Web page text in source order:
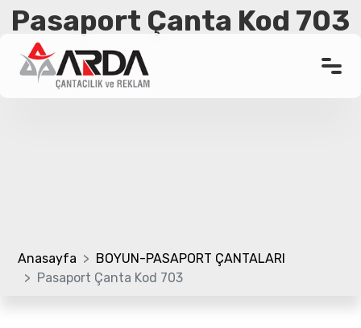
Referanslar
Pasaport Çanta Kod 703
Anasayfa
BOYUN-PASAPORT ÇANTALARI
Pasaport Çanta Kod 703